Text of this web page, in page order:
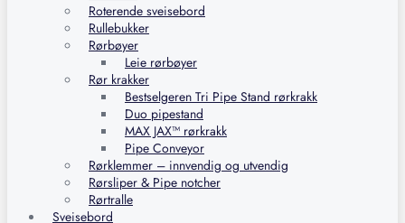
Roterende sveisebord
Rullebukker
Rørbøyer
Leie rørbøyer
Rør krakker
Bestselgeren Tri Pipe Stand rørkrakk
Duo pipestand
MAX JAX™ rørkrakk
Pipe Conveyor
Rørklemmer – innvendig og utvendig
Rørsliper & Pipe notcher
Rørtralle
Sveisebord